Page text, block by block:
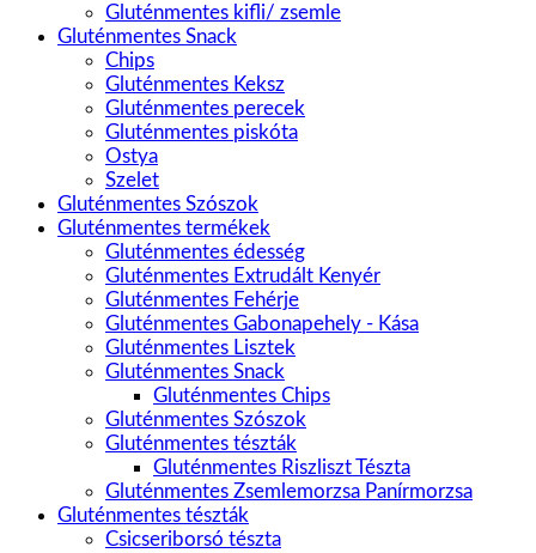
Gluténmentes kifli/ zsemle
Gluténmentes Snack
Chips
Gluténmentes Keksz
Gluténmentes perecek
Gluténmentes piskóta
Ostya
Szelet
Gluténmentes Szószok
Gluténmentes termékek
Gluténmentes édesség
Gluténmentes Extrudált Kenyér
Gluténmentes Fehérje
Gluténmentes Gabonapehely - Kása
Gluténmentes Lisztek
Gluténmentes Snack
Gluténmentes Chips
Gluténmentes Szószok
Gluténmentes tészták
Gluténmentes Riszliszt Tészta
Gluténmentes Zsemlemorzsa Panírmorzsa
Gluténmentes tészták
Csicseriborsó tészta